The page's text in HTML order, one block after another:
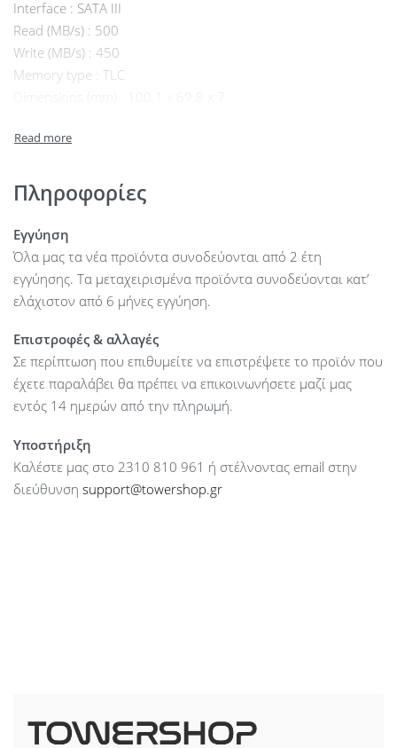
Interface : SATA III
Read (MB/s) : 500
Write (MB/s) : 450
Memory type : TLC
rugged reliability when used in notebooks and other mobile
Πληροφορίες
Εγγύηση
Όλα μας τα νέα προϊόντα συνοδεύονται από 2 έτη
εγγύησης. Τα μεταχειρισμένα προϊόντα συνοδεύονται κατ’
ελάχιστον από 6 μήνες εγγύηση.
Επιστροφές & αλλαγές
Σε περίπτωση που επιθυμείτε να επιστρέψετε το προϊόν που
έχετε παραλάβει θα πρέπει να επικοινωνήσετε μαζί μας
εντός 14 ημερών από την πληρωμή.
Υποστήριξη
Καλέστε μας στο 2310 810 961 ή στέλνοντας email στην
διεύθυνση support@towershop.gr